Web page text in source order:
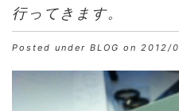
行ってきます。
Posted under BLOG on 2012/